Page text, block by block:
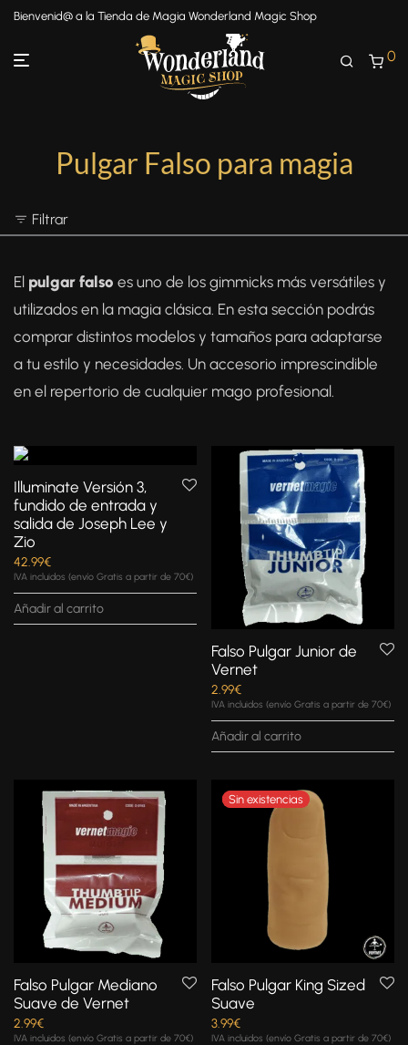
Bienvenid@ a la Tienda de Magia Wonderland Magic Shop
0
Pulgar Falso para magia
Filtrar
El pulgar falso es uno de los gimmicks más versátiles y
utilizados en la magia clásica. En esta sección podrás
comprar distintos modelos y tamaños para adaptarse
a tu estilo y necesidades. Un accesorio imprescindible
en el repertorio de cualquier mago profesional.
Illuminate Versión 3,
fundido de entrada y
salida de Joseph Lee y
Zio
42.99€
IVA incluidos (envío Gratis a partir de 70€)
Añadir al carrito
Falso Pulgar Junior de
Vernet
2.99€
IVA incluidos (envío Gratis a partir de 70€)
Añadir al carrito
Falso Pulgar Mediano
Suave de Vernet
2.99€
IVA incluidos (envío Gratis a partir de 70€)
Falso Pulgar King Sized
Suave
3.99€
IVA incluidos (envío Gratis a partir de 70€)